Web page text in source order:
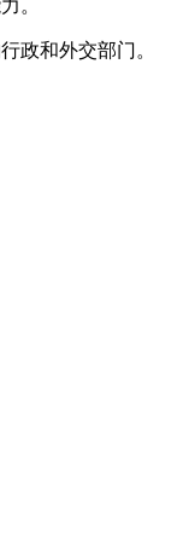
。
政和外交部门。